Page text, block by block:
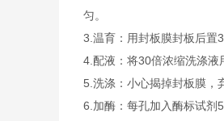
匀。
3. 温育：用封板膜封板后置
4. 配液：将30倍浓缩洗涤液
5. 洗涤：小心揭掉封板膜，
6. 加酶：每孔加入酶标试剂